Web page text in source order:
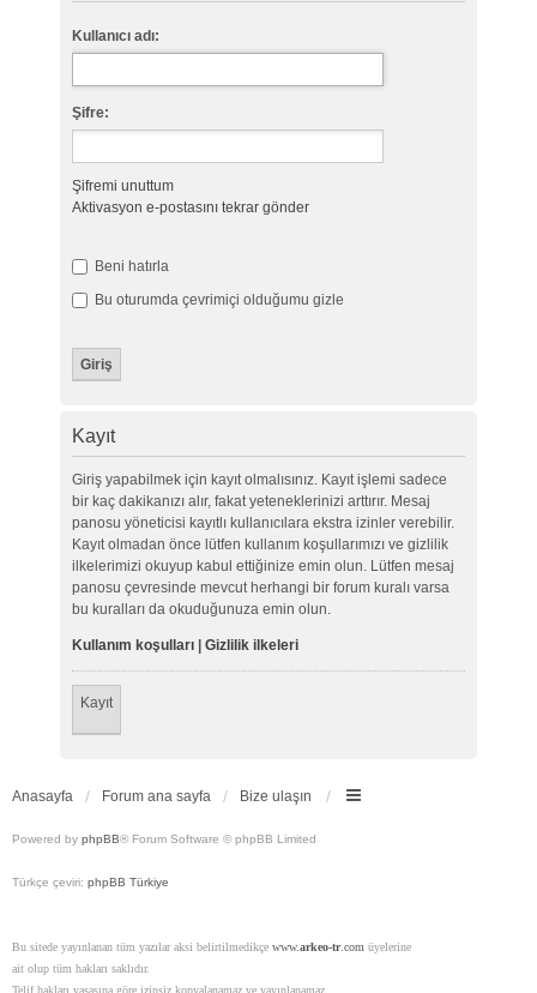
Kullanıcı adı:
Şifre:
Şifremi unuttum
Aktivasyon e-postasını tekrar gönder
Beni hatırla
Bu oturumda çevrimiçi olduğumu gizle
Kayıt
Giriş yapabilmek için kayıt olmalısınız. Kayıt işlemi sadece
bir kaç dakikanızı alır, fakat yeteneklerinizi arttırır. Mesaj
panosu yöneticisi kayıtlı kullanıcılara ekstra izinler verebilir.
Kayıt olmadan önce lütfen kullanım koşullarımızı ve gizlilik
ilkelerimizi okuyup kabul ettiğinize emin olun. Lütfen mesaj
panosu çevresinde mevcut herhangi bir forum kuralı varsa
bu kuralları da okuduğunuza emin olun.
Kullanım koşulları| Gizlilik ilkeleri
Kayıt
Anasayfa Forum ana sayfa Bize ulaşın
Powered by phpBB® Forum Software © phpBB Limited
Türkçe çeviri: phpBB Türkiye
Bu sitede yayınlanan tüm yazılar aksi belirtilmedikçe www.arkeo-tr.com üyelerine
ait olup tüm hakları saklıdır.
Telif hakları yasasına göre izinsiz kopyalanamaz ve yayınlanamaz.